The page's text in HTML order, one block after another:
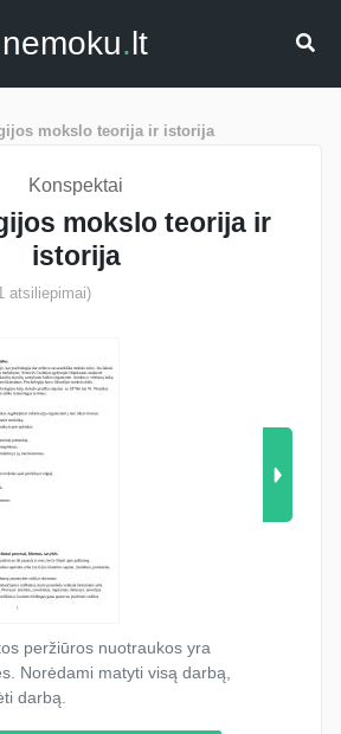
nemoku.lt
mokslo teorija ir istorija
Konspektai
mokslo teorija ir
istorija
atsiliepimai)
peržiūros nuotraukos yra
Norėdami matyti visą darbą,
darbą.